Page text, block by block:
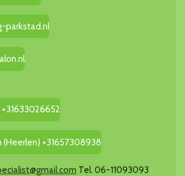
parkstad.nl
+31633026652
+31657308938
Tel. 06-11093093